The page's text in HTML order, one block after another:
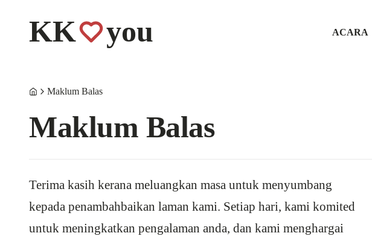
KK you ACARA
Maklum Balas
Maklum Balas
Terima kasih kerana meluangkan masa untuk menyumbang
kepada penambahbaikan laman kami. Setiap hari, kami komited
untuk meningkatkan pengalaman anda, dan kami menghargai